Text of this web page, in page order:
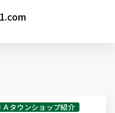
Ａタウンショップ紹介